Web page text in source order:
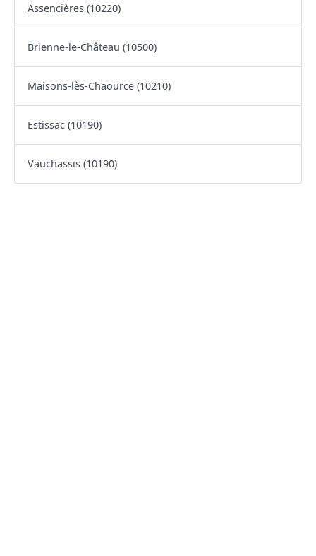
Assencières (10220)
Brienne-le-Château (10500)
Maisons-lès-Chaource (10210)
Estissac (10190)
Vauchassis (10190)